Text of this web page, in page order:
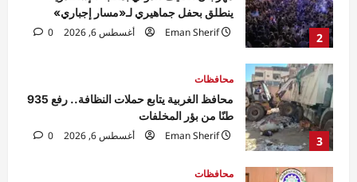
3
طنًا من بؤر المخلفات
Eman Sherif
أغسطس 6, 2026 0
4
محافظ الدقهلية يستقبل مساعدي وزير العدل
في مستهل زيارة لافتتاح مكتب توثيق
بـ”صهرجت الصغرى” بأجا
أغسطس 6, 2026
محافظات